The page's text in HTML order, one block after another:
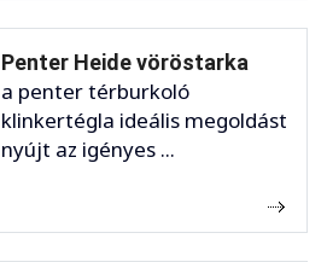
Penter Heide vöröstarka
a penter térburkoló
klinkertégla ideális megoldást
nyújt az igényes ...